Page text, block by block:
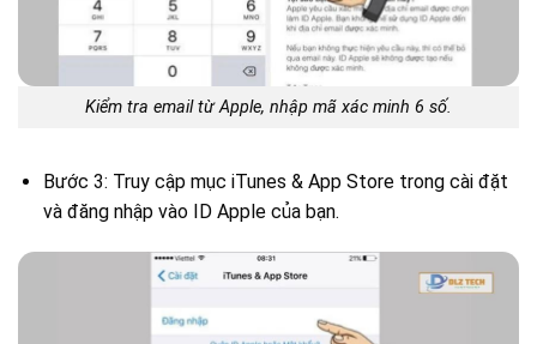
Kiểm tra email từ Apple, nhập mã xác minh 6 số.
Bước 3: Truy cập mục iTunes & App Store trong cài đặt
và đăng nhập vào ID Apple của bạn.